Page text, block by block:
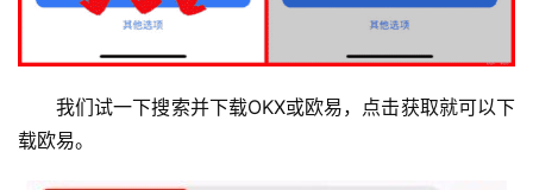
我们试一下搜索并下载OKX或欧易，点击获取就可以下
载欧易。